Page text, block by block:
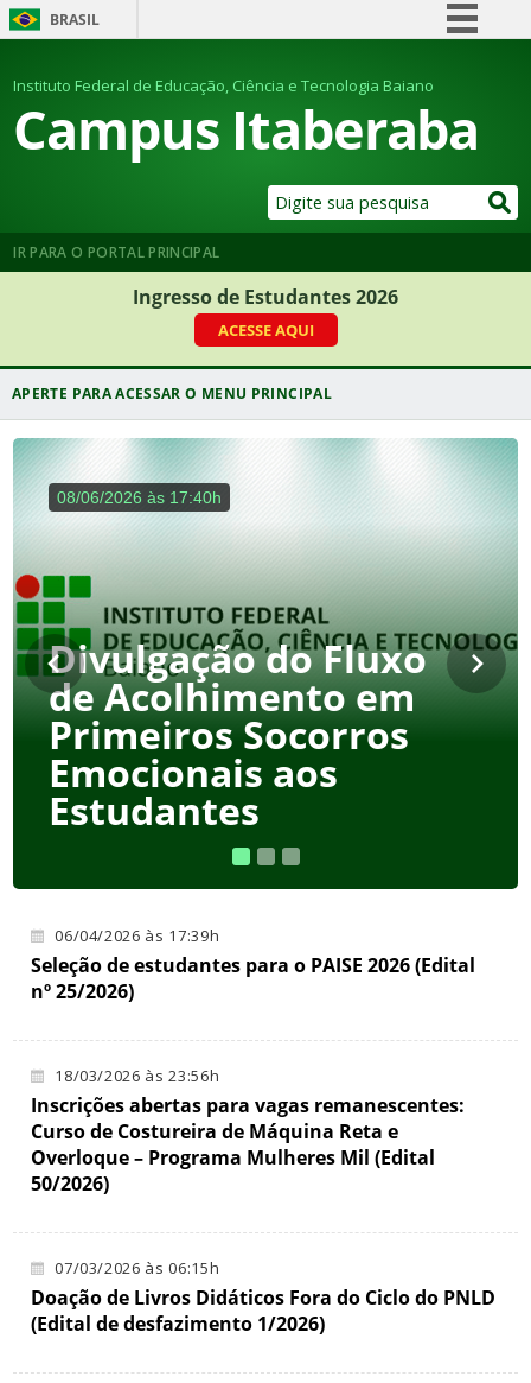
BRASIL
Comunica BR
Participe
Legislação
Instituto Federal de Educação, Ciência e Tecnologia Baiano
Campus Itaberaba
IR PARA O PORTAL PRINCIPAL
Ingresso de Estudantes 2026
ACESSE AQUI
08/06/2026 às 17:40h
Divulgação do Fluxo
de Acolhimento em
Primeiros Socorros
Emocionais aos
Estudantes
06/04/2026 às 17:39h
Seleção de estudantes para o PAISE 2026 (Edital
nº 25/2026)
18/03/2026 às 23:56h
Inscrições abertas para vagas remanescentes:
Curso de Costureira de Máquina Reta e
Overloque – Programa Mulheres Mil (Edital
50/2026)
07/03/2026 às 06:15h
Doação de Livros Didáticos Fora do Ciclo do PNLD
(Edital de desfazimento 1/2026)